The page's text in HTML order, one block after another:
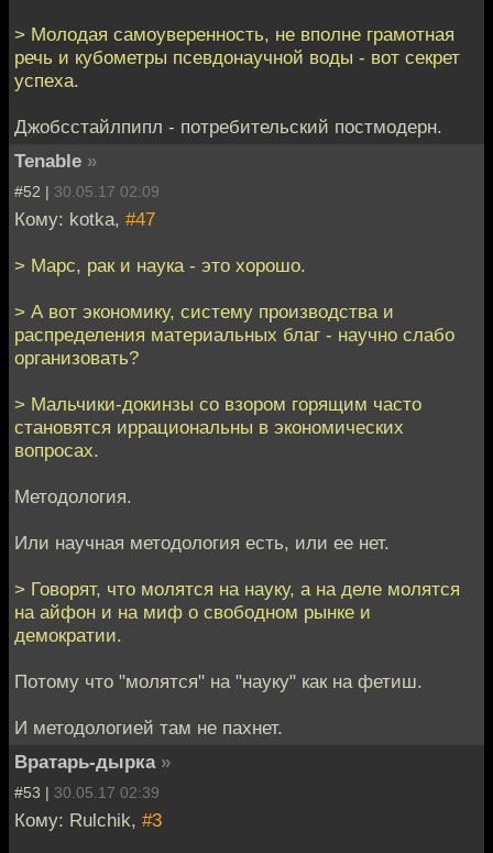
> Молодая самоуверенность, не вполне грамотная
речь и кубометры псевдонаучной воды - вот секрет
успеха.
Джобсстайлпипл - потребительский постмодерн.
Tenable »
#52 | 30.05.17 02:09
Кому: kotka, #47
> Марс, рак и наука - это хорошо.
> А вот экономику, систему производства и
распределения материальных благ - научно слабо
организовать?
> Мальчики-докинзы со взором горящим часто
становятся иррациональны в экономических
вопросах.
Методология.
Или научная методология есть, или ее нет.
> Говорят, что молятся на науку, а на деле молятся
на айфон и на миф о свободном рынке и
демократии.
Потому что "молятся" на "науку" как на фетиш.
И методологией там не пахнет.
Вратарь-дырка »
#53 | 30.05.17 02:39
Кому: Rulchik, #3